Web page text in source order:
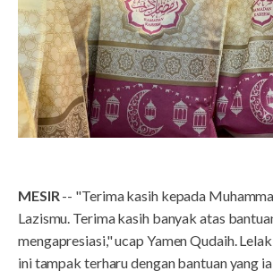
MESIR -- "Terima kasih kepada
Lazismu. Terima kasih banyak atas
mengapresiasi," ucap Yamen Qudaih.
ini tampak terharu dengan bantuan yang